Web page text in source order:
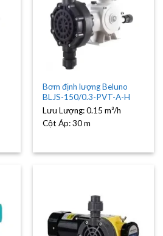
Bơm định lượng Beluno
BLJS-150/0.3-PVT-A-H
Lưu Lượng:0.15 m³/h
Cột Áp:30 m